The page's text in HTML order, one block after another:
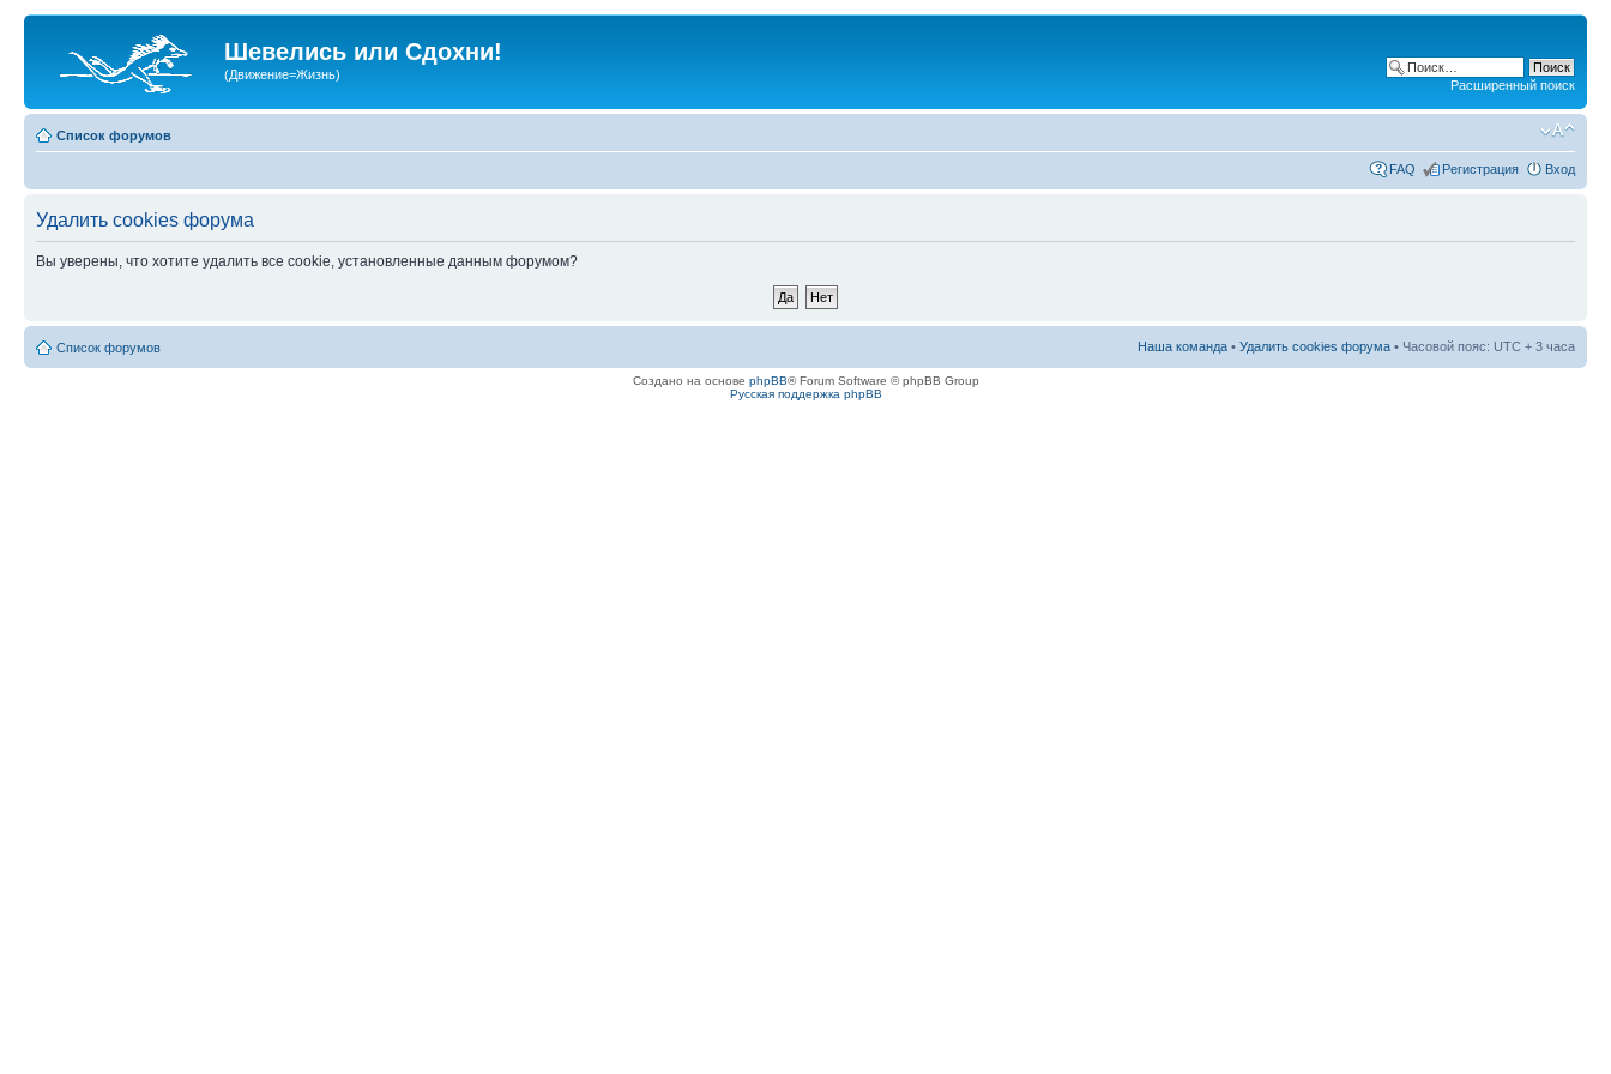
Шевелись или Сдохни!
(Движение=Жизнь)
Расширенный поиск
Список форумов
FAQ Регистрация Вход
Удалить cookies форума
Вы уверены, что хотите удалить все cookie, установленные данным форумом?
Список форумов Наша команда • Удалить cookies форума • Часовой пояс: UTC + 3 часа
Создано на основе phpBB® Forum Software © phpBB Group
Русская поддержка phpBB